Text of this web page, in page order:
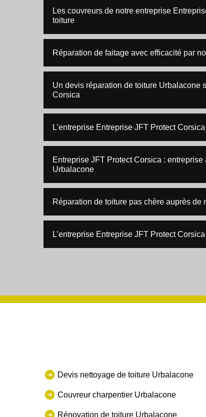
Les couvreurs de notre entreprise
toiture
Réparation de faitage avec efficacité par
Un devis réparation de toiture Urbalacone
Corsica
L’entreprise Entreprise JFT Protect
Entreprise JFT Protect Corsica :
Urbalacone
Réparation de toiture pas chère auprès
L’entreprise Entreprise JFT Protect
Devis nettoyage de toiture Urbalacone
Couvreur charpentier Urbalacone
Rénovation de toiture Urbalacone